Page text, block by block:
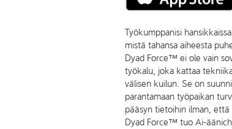
Työkumppanisi
mistä tahansa aiheesta
Dyad Force™ ei ole vain
työkalu, joka kattaa
välisen kuilun. Se on
parantamaan työpaikan
pääsyn tietoihin ilman,
Dyad Force™ tuo Ai-